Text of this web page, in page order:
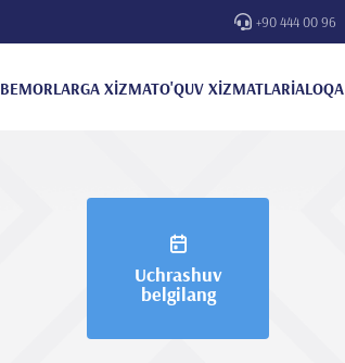
+90 444 00 96
BEMORLARGA XİZMATO'QUV XİZMATLARİALOQA
Uchrashuv
belgilang